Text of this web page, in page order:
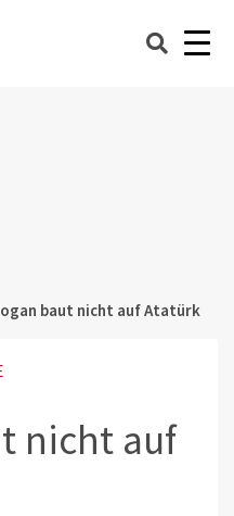
baut nicht auf Atatürk
nicht auf